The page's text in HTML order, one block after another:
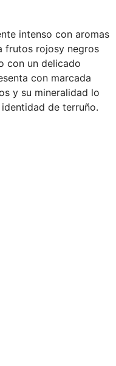
intenso con aromas
frutos rojosy negros
con un delicado
con marcada
y su mineralidad lo
de terruño.